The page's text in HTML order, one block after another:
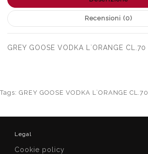
Recensioni (0)
GREY GOOSE VODKA L`ORANGE CL.70
Tags: GREY GOOSE VODKA L`ORANGE CL.70
Legal
Cookie policy